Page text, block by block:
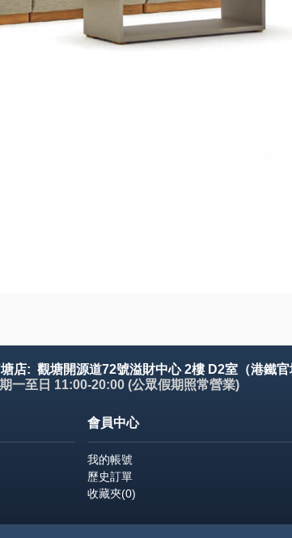
塘店: 觀塘開源道72號溢財中心 2樓 D2室（港鐵
一至日 11:00-20:00 (公眾假期照常營業)
會員中心
我的帳號
歷史訂單
收藏夾(0)